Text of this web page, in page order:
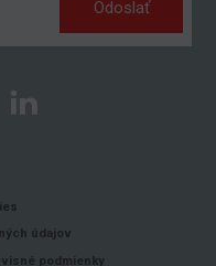
Odoslať
údajov
podmienky